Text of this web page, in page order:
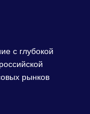
с глубокой
рынков